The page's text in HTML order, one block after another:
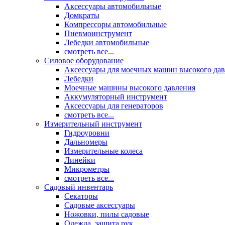
Аксессуары автомобильные
Домкраты
Компрессоры автомобильные
Пневмоинструмент
Лебедки автомобильные
смотреть все...
Силовое оборудование
Аксессуары для моечных машин высокого
Лебедки
Моечные машины высокого давления
Аккумуляторный инструмент
Аксессуары для генераторов
смотреть все...
Измерительный инструмент
Гидроуровни
Дальномеры
Измерительные колеса
Линейки
Микрометры
смотреть все...
Садовый инвентарь
Секаторы
Садовые аксессуары
Ножовки, пилы садовые
Одежда, защита рук